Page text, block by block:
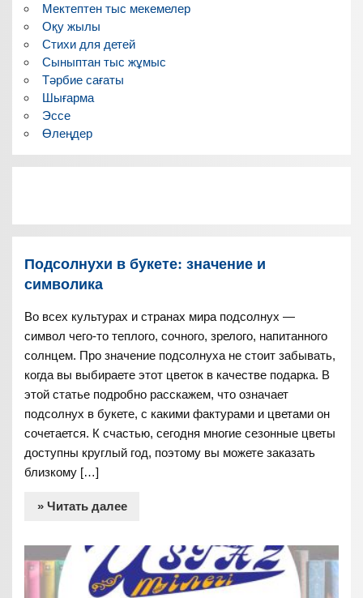
Мектептен тыс мекемелер
Оқу жылы
Стихи для детей
Сыныптан тыс жұмыс
Тәрбие сағаты
Шығарма
Эссе
Өлеңдер
Подсолнухи в букете: значение и
символика
Во всех культурах и странах мира подсолнух —
символ чего-то теплого, сочного, зрелого, напитанного
солнцем. Про значение подсолнуха не стоит забывать,
когда вы выбираете этот цветок в качестве подарка. В
этой статье подробно расскажем, что означает
подсолнух в букете, с какими фактурами и цветами он
сочетается. К счастью, сегодня многие сезонные цветы
доступны круглый год, поэтому вы можете заказать
близкому […]
» Читать далее